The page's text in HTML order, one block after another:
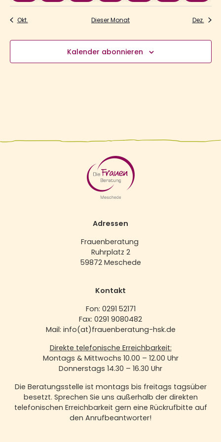
Okt. Dieser Monat Dez.
Kalender abonnieren
Adressen
Frauenberatung
Ruhrplatz 2
59872 Meschede
Kontakt
Fon: 0291 52171
Fax: 0291 9080482
Mail: info(at)frauenberatung-hsk.de
Direkte telefonische Erreichbarkeit:
Montags & Mittwochs 10.00 – 12.00 Uhr
Donnerstags 14.30 – 16.30 Uhr
Die Beratungsstelle ist montags bis freitags tagsüber
besetzt. Sprechen Sie uns außerhalb der direkten
telefonischen Erreichbarkeit gern eine Rückrufbitte auf
den Anrufbeantworter!